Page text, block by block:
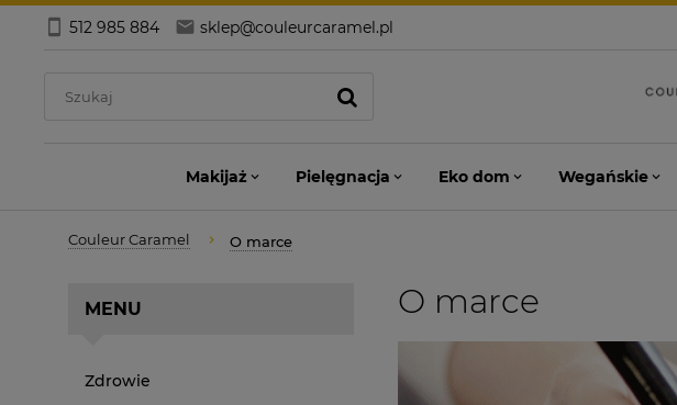
512 985 884 sklep@couleurcaramel.pl
Makijaż Pielęgnacja Eko dom Wegańskie
Couleur Caramel O marce
MENU
Zdrowie
O marce